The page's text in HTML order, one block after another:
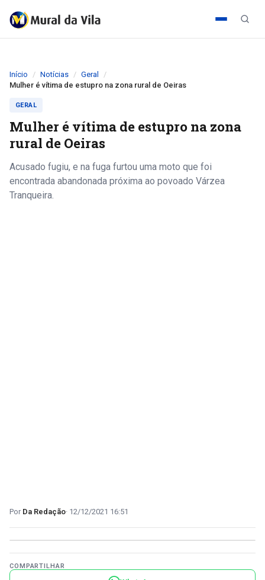
Início Notícias
Geral
Mulher é vítima de estupro na zona rural de Oeiras
GERAL
Mulher é vítima de estupro na zona
rural de Oeiras
Acusado fugiu, e na fuga furtou uma moto que foi
encontrada abandonada próxima ao povoado Várzea
Tranqueira.
Da Redação 12/12/2021 16:51
COMPARTILHAR